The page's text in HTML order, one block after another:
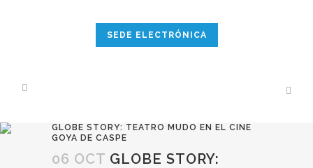
SEDE ELECTRÓNICA
GLOBE STORY: TEATRO MUDO EN EL CINE
GOYA DE CASPE
06 OCT GLOBE STORY: